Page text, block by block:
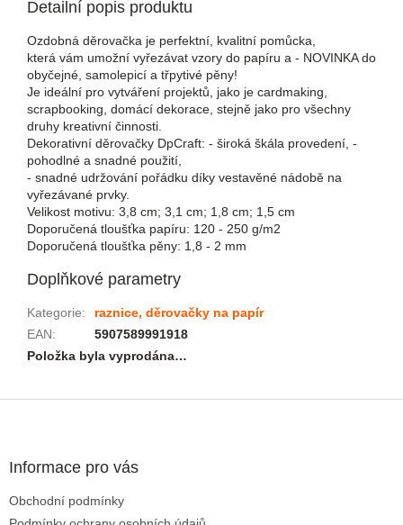
Detailní popis produktu
Ozdobná děrovačka je perfektní, kvalitní pomůcka,
která vám umožní vyřezávat vzory do papíru a - NOVINKA do
obyčejné, samolepicí a třpytivé pěny!
Je ideální pro vytváření projektů, jako je cardmaking,
scrapbooking, domácí dekorace, stejně jako pro všechny
druhy kreativní činnosti.
Dekorativní děrovačky DpCraft: - široká škála provedení, -
pohodlné a snadné použití,
- snadné udržování pořádku díky vestavěné nádobě na
vyřezávané prvky.
Velikost motivu: 3,8 cm; 3,1 cm; 1,8 cm; 1,5 cm
Doporučená tloušťka papíru: 120 - 250 g/m2
Doporučená tloušťka pěny: 1,8 - 2 mm
Doplňkové parametry
Kategorie:
raznice, děrovačky na papír
EAN:
5907589991918
Položka byla vyprodána…
Informace pro vás
Obchodní podmínky